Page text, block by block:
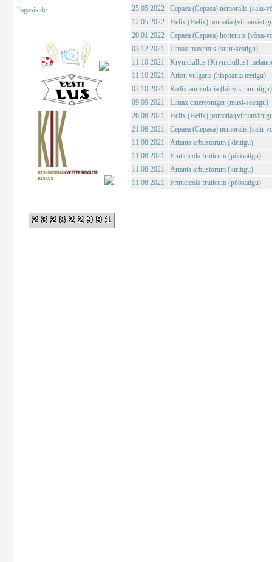
Tagasiside
232822991
25.05 2022
Cepaea (Cepaea) nemoralis (salu-
12.05 2022
Helix (Helix) pomatia
20.01 2022
Cepaea (Cepaea) hortensis (võsa-
03.12 2021
Limax maximus (suur-seatigu)
11.10 2021
Krynickillus (Krynickillus)
11.10 2021
Arion vulgaris (hispaania teetigu)
03.10 2021
Radix auricularia (kõrvik-punntigu)
09.09 2021
Limax cinereoniger (must-seatigu)
26.08 2021
Helix (Helix) pomatia
21.08 2021
Cepaea (Cepaea) nemoralis (salu-
11.08 2021
Arianta arbustorum (kiritigu)
11.08 2021
Fruticicola fruticum (põõsatigu)
11.08 2021
Arianta arbustorum (kiritigu)
11.08 2021
Fruticicola fruticum (põõsatigu)